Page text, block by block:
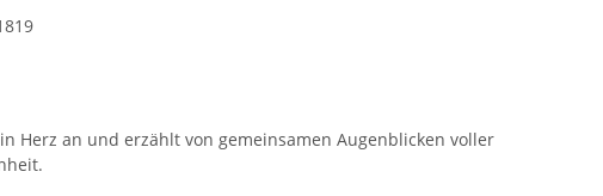
Herz an und erzählt von gemeinsamen Augenblicken voller